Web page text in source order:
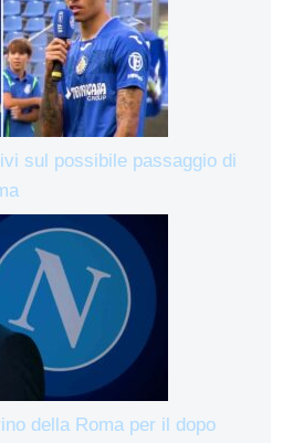
sul possibile passaggio di
della Roma per il dopo